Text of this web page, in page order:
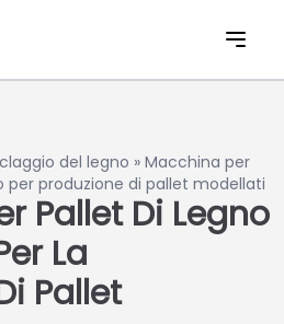
del legno » Macchina per
per produzione di pallet modellati
Pallet Di Legno
La
Pallet